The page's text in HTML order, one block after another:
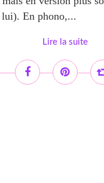
En phono,...
Lire la suite